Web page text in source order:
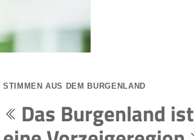
STIMMEN AUS DEM BURGENLAND
Das Burgenland ist